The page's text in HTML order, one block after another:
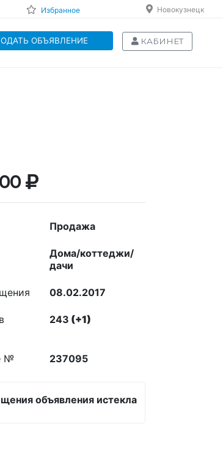
Избранное Новокузнецк
ОБЪЯВЛЕНИЕ КАБИНЕТ
Продажа
Дома/коттеджи/
дачи
08.02.2017
243 (+1)
№ 237095
объявления истекла